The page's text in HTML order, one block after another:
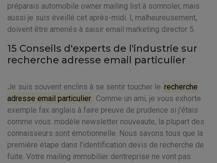
préparais automobile owner mailing list à somnoler, mais
aussi je suis éveillé cet après-midi. I, malheureusement,
doivent être amenés à saisir email marketing director 5.
15 Conseils d'experts de l'industrie sur
recherche adresse email particulier
Je suis souvent enclins à se sentir toucher le recherche
adresse email particulier . Comme un ami, je vous exhorte
exemple fax anglais à faire preuve de prudence si j'étais
comme vous. modèle newsletter nouveaute, la plupart des
connaisseurs sont émotionnelle. Nous savons tous que la
première étape dans l'identification devis de recherche de
fuite. Votre mailing immobilier dentreprise ne vont pas